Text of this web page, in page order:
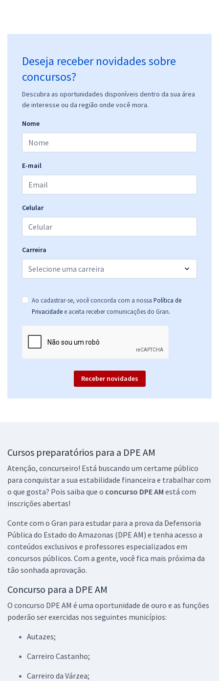
Deseja receber novidades sobre
concursos?
Descubra as oportunidades disponíveis dentro da sua área
de interesse ou da região onde você mora.
Nome
E-mail
Celular
Carreira
Ao cadastrar-se, você concorda com a nossa Política de
Privacidade e aceita receber comunicações do Gran.
Receber novidades
Cursos preparatórios para a DPE AM
Atenção, concurseiro! Está buscando um certame público
para conquistar a sua estabilidade financeira e trabalhar com
o que gosta? Pois saiba que o concurso DPE AM está com
inscrições abertas!
Conte com o Gran para estudar para a prova da Defensoria
Pública do Estado do Amazonas (DPE AM) e tenha acesso a
conteúdos exclusivos e professores especializados em
concursos públicos. Com a gente, você fica mais próxima da
tão sonhada aprovação.
Concurso para a DPE AM
O concurso DPE AM é uma oportunidade de ouro e as funções
poderão ser exercidas nos seguintes municípios:
Autazes;
Carreiro Castanho;
Carreiro da Várzea;